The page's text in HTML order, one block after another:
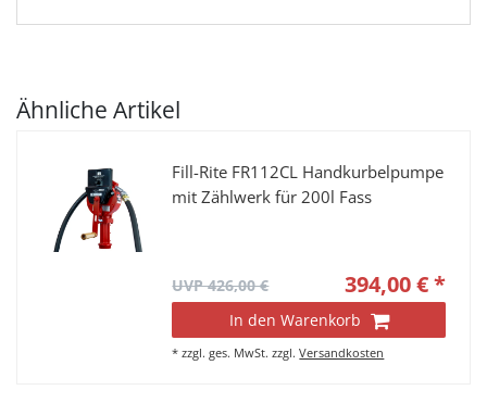
Ähnliche Artikel
Fill-Rite FR112CL Handkurbelpumpe
mit Zählwerk für 200l Fass
UVP 426,00 € 394,00 € *
In den Warenkorb
*zzgl. ges. MwSt. zzgl.Versandkosten